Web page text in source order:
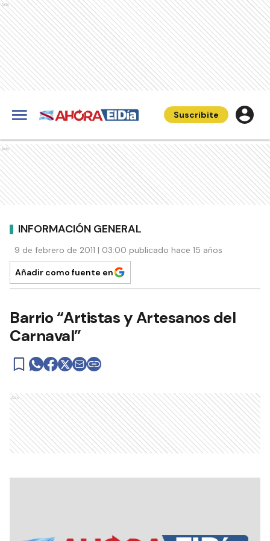
Ads
Suscribite
Ads
INFORMACIÓN GENERAL
9 de febrero de 2011 | 03:00 publicado hace 15 años
Añadir como fuente en
Barrio “Artistas y Artesanos del
Carnaval”
Ads